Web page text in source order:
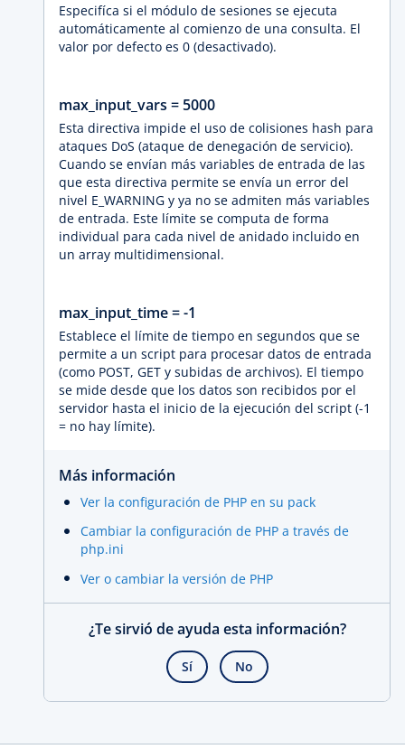
Especifíca si el módulo de sesiones se ejecuta
automáticamente al comienzo de una consulta. El
valor por defecto es 0 (desactivado).
max_input_vars = 5000
Esta directiva impide el uso de colisiones hash para
ataques DoS (ataque de denegación de servicio).
Cuando se envían más variables de entrada de las
que esta directiva permite se envía un error del
nivel E_WARNING y ya no se admiten más variables
de entrada. Este límite se computa de forma
individual para cada nivel de anidado incluido en
un array multidimensional.
max_input_time = -1
Establece el límite de tiempo en segundos que se
permite a un script para procesar datos de entrada
(como POST, GET y subidas de archivos). El tiempo
se mide desde que los datos son recibidos por el
servidor hasta el inicio de la ejecución del script (-1
= no hay límite).
Más información
Ver la configuración de PHP en su pack
Cambiar la configuración de PHP a través de
php.ini
Ver o cambiar la versión de PHP
¿Te sirvió de ayuda esta información?
Sí No